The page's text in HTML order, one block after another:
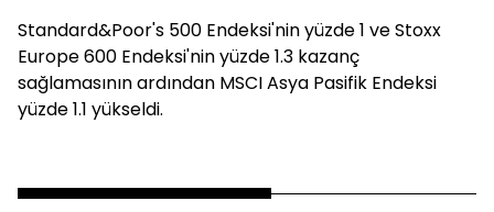
Standard&Poor's 500 Endeksi'nin yüzde 1 ve Stoxx
Europe 600 Endeksi'nin yüzde 1.3 kazanç
sağlamasının ardından MSCI Asya Pasifik Endeksi
yüzde 1.1 yükseldi.